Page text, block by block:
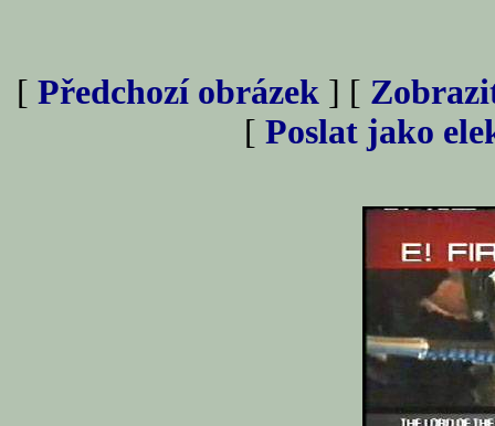
[ Předchozí obrázek ] [
[ Poslat jako